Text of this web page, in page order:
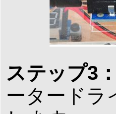
ステップ3
ータードラ